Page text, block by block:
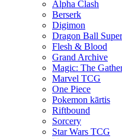
Alpha Clash
Berserk
Digimon
Dragon Ball
Flesh & Blood
Grand Archive
Magic: The
Marvel TCG
One Piece
Pokemon kārtis
Riftbound
Sorcery
Star Wars TCG